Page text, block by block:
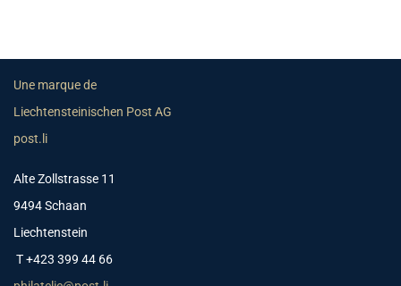
Une marque de
Liechtensteinischen Post AG
post.li
Alte Zollstrasse 11
9494 Schaan
Liechtenstein
T +423 399 44 66